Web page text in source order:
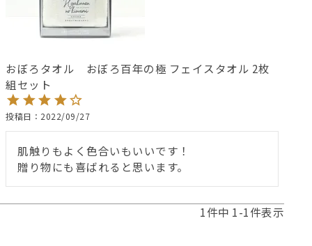
おぼろタオル おぼろ百年の極 フェイスタオル 2枚
組セット
投稿日 2022/09/27
肌触りもよく色合いもいいです！
贈り物にも喜ばれると思います。
1件中 1-1件表示